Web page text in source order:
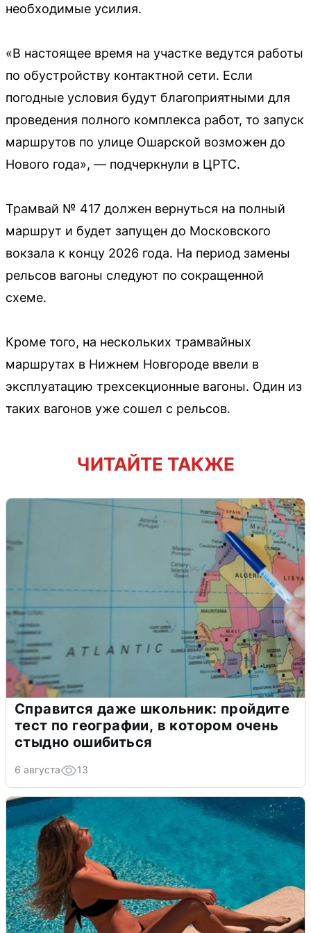
необходимые усилия.
«В настоящее время на участке ведутся работы
по обустройству контактной сети. Если
погодные условия будут благоприятными для
проведения полного комплекса работ, то запуск
маршрутов по улице Ошарской возможен до
Нового года», — подчеркнули в ЦРТС.
Трамвай № 417 должен вернуться на полный
маршрут и будет запущен до Московского
вокзала к концу 2026 года. На период замены
рельсов вагоны следуют по сокращенной
схеме.
Кроме того, на нескольких трамвайных
маршрутах в Нижнем Новгороде ввели в
эксплуатацию трехсекционные вагоны. Один из
таких вагонов уже сошел с рельсов.
ЧИТАЙТЕ ТАКЖЕ
Справится даже школьник: пройдите
тест по географии, в котором очень
стыдно ошибиться
6 августа 13